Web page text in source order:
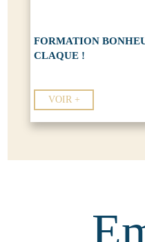
FORMATION
CLAQUE !
VOIR +